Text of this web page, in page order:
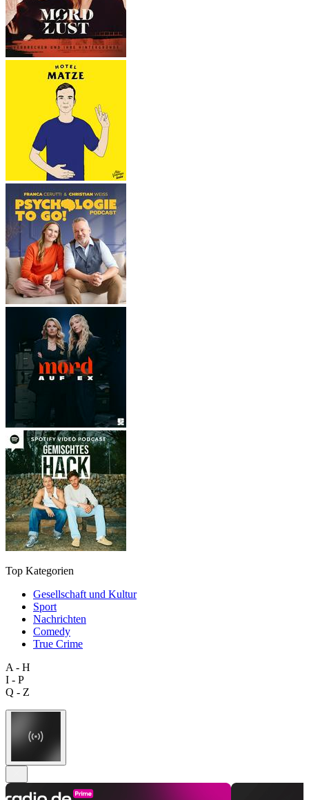
Top Kategorien
Gesellschaft und Kultur
Sport
Nachrichten
Comedy
True Crime
A - H
I - P
Q - Z